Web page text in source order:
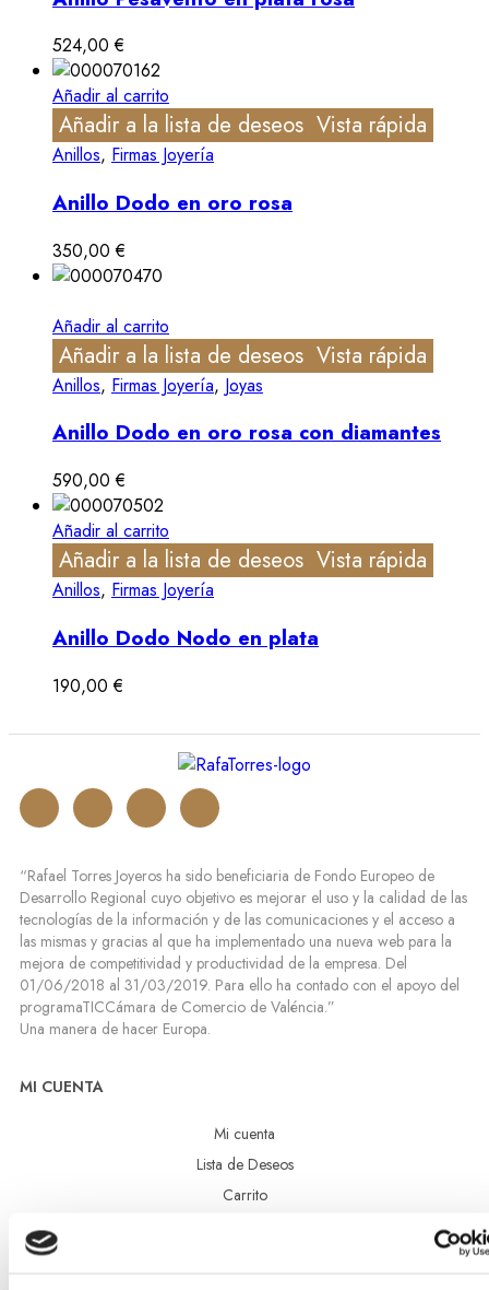
524,00€
Añadir al carrito
Añadir a la lista de deseos Vista rápida
Anillos, Firmas Joyería
Anillo Dodo en oro rosa
350,00€
Añadir al carrito
Añadir a la lista de deseos Vista rápida
Anillos, Firmas Joyería, Joyas
Anillo Dodo en oro rosa con diamantes
590,00€
Añadir al carrito
Añadir a la lista de deseos Vista rápida
Anillos, Firmas Joyería
Anillo Dodo Nodo en plata
190,00€
“Rafael Torres Joyeros ha sido beneficiaria de Fondo Europeo de
Desarrollo Regional cuyo objetivo es mejorar el uso y la calidad de las
tecnologías de la información y de las comunicaciones y el acceso a
las mismas y gracias al que ha implementado una nueva web para la
mejora de competitividad y productividad de la empresa. Del
01/06/2018 al 31/03/2019. Para ello ha contado con el apoyo del
programaTICCámara de Comercio de Valéncia.”
Una manera de hacer Europa.
MI CUENTA
Mi cuenta
Lista de Deseos
Carrito